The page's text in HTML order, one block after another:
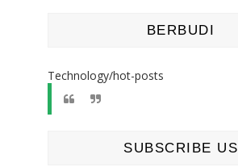
BERBUDI
Technology/hot-posts
SUBSCRIBE US